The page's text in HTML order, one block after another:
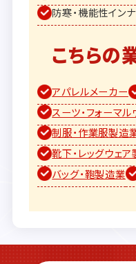
防寒・機能性イン
こちらの
アパレルメーカー
スーツ・フォーマ
制服・作業服製造
靴下・レッグウェ
バッグ・鞄製造業